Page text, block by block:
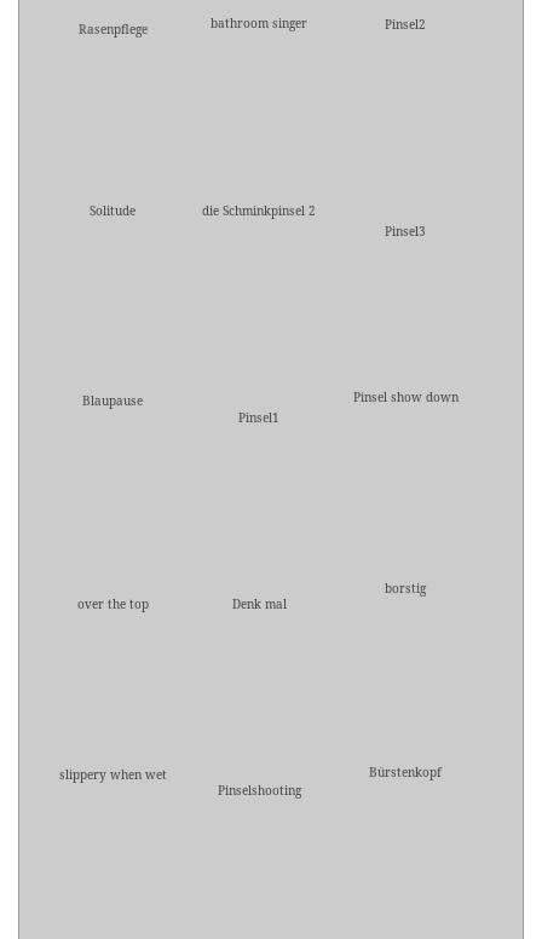
Rasenpflege bathroom singer Pinsel2
Solitude
die Schminkpinsel 2
Pinsel3
Blaupause
Pinsel1
Pinsel show down
over the top Denk mal
borstig
slippery when wet
Pinselshooting
Bürstenkopf